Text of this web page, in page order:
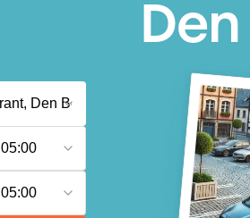
05:00
05:00